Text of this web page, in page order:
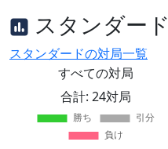
スタンダード
スタンダードの対局一覧
すべての対局
合計: 24対局